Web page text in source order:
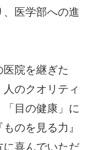
医学部への進
院を継ぎた
のクオリティ
目の健康」に
のを見る力』
に喜んでいただ